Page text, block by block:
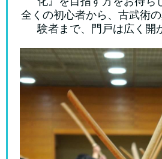
全くの初心者から、古武術
験者まで、門戸は広く開